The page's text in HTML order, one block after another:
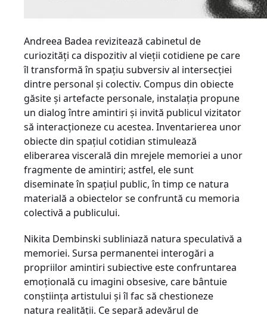
Andreea Badea revizitează cabinetul de
curiozități ca dispozitiv al vieții cotidiene pe care
îl transformă în spațiu subversiv al intersecției
dintre personal și colectiv. Compus din obiecte
găsite și artefacte personale, instalația propune
un dialog între amintiri și invită publicul vizitator
să interacționeze cu acestea. Inventarierea unor
obiecte din spațiul cotidian stimulează
eliberarea viscerală din mrejele memoriei a unor
fragmente de amintiri; astfel, ele sunt
diseminate în spațiul public, în timp ce natura
materială a obiectelor se confruntă cu memoria
colectivă a publicului.
Nikita Dembinski subliniază natura speculativă a
memoriei. Sursa permanentei interogări a
propriilor amintiri subiective este confruntarea
emoțională cu imagini obsesive, care bântuie
conștiința artistului și îl fac să chestioneze
natura realității. Ce separă adevărul de